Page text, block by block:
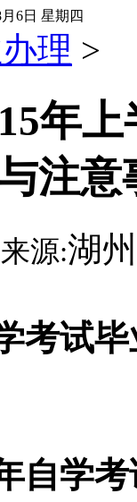
月6日 星期四
理 >
年
注意
来源:湖
考试
自学